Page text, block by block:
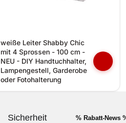
weiße Leiter Shabby Chic
mit 4 Sprossen - 100 cm -
NEU - DIY Handtuchhalter,
Lampengestell, Garderobe
oder Fotohalterung
Sicherheit % Rabatt-News